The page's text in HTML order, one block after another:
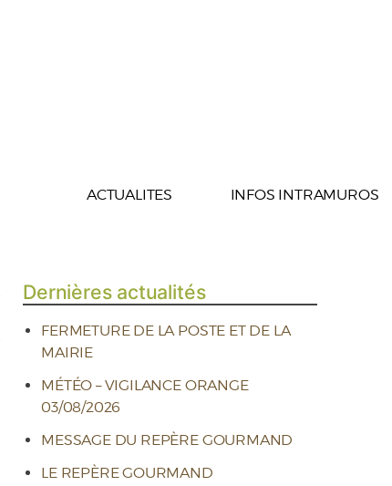
ACTUALITES INFOS INTRAMUROS
Dernières actualités
FERMETURE DE LA POSTE ET DE LA
MAIRIE
MÉTÉO – VIGILANCE ORANGE
03/08/2026
MESSAGE DU REPÈRE GOURMAND
LE REPÈRE GOURMAND